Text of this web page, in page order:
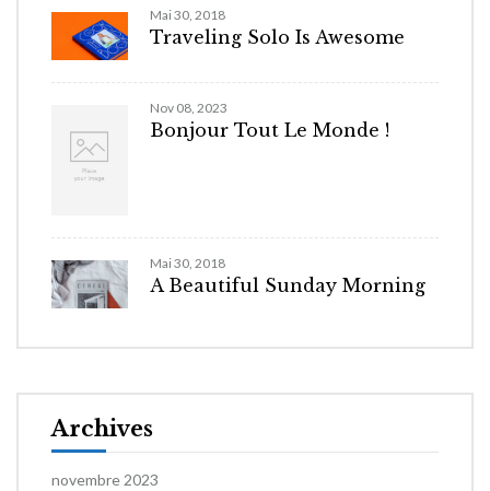
Mai 30, 2018
Traveling Solo Is Awesome
Nov 08, 2023
Bonjour Tout Le Monde !
Mai 30, 2018
A Beautiful Sunday Morning
Archives
novembre 2023